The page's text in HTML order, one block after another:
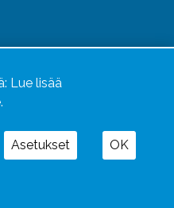
Lue lisää
Asetukset OK